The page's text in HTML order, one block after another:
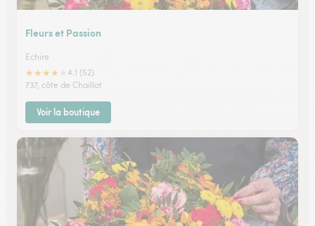
Fleurs et Passion
Echire
★★★★
4.1 (52)
737, côte de Chaillot
Voir la boutique